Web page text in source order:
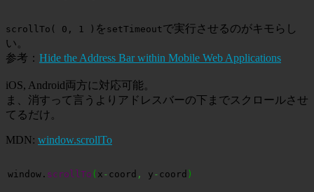
scrollTo( 0, 1 ) を setTimeoutで実行させるのがキモらし
い。
参考： Hide the Address Bar within Mobile Web Applications
iOS, Android両方に対応可能。
ま、消すって言うよりアドレスバーの下までスクロールさせ
てるだけ。
MDN: window.scrollTo
window. scrollTo ( x - coord , y - coord )